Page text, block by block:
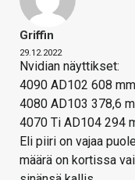
Griffin
29.12.2022
Nvidian näyttikset:
4090 AD102 608
4080 AD103 378,6
4070 Ti AD104 294
Eli piiri on vajaa
määrä on kortissa